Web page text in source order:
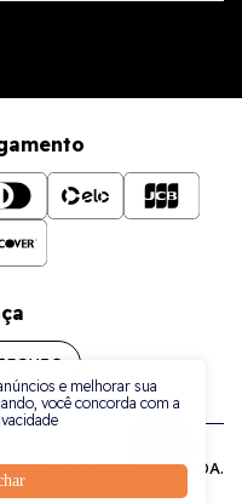
e melhorar sua
você concorda com a
Comércio de Joias LTDA.
0001-42